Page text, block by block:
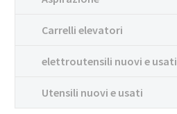
Carrelli elevatori
elettroutensili nuovi e usati
Utensili nuovi e usati